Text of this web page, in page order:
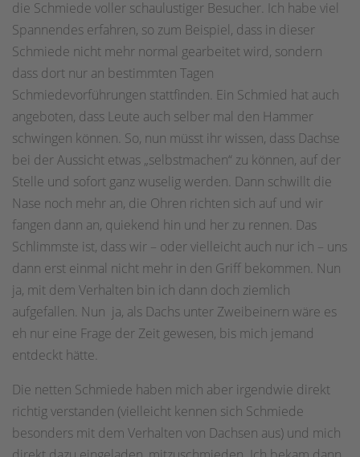
die Schmiede voller schaulustiger Besucher. Ich habe viel
Spannendes erfahren, so zum Beispiel, dass in dieser
Schmiede nicht mehr normal gearbeitet wird, sondern
dass dort nur an bestimmten Tagen
Schmiedevorführungen stattfinden. Ein Schmied hat auch
angeboten, dass Leute auch selber mal den Hammer
schwingen können. So, nun müsst ihr wissen, dass Dachse
bei der Aussicht etwas „selbstmachen“ zu können, auf der
Stelle und sofort ganz wuselig werden. Dann schwillt die
Nase noch mehr an, die Ohren richten sich auf und wir
fangen dann an, quiekend hin und her zu rennen. Das
Schlimmste ist, dass wir – oder vielleicht auch nur ich – uns
dann erst einmal nicht mehr in den Griff bekommen. Nun
ja, mit dem Verhalten bin ich dann doch ziemlich
aufgefallen. Nun ja, als Dachs unter Zweibeinern wäre es
eh nur eine Frage der Zeit gewesen, bis mich jemand
entdeckt hätte.
Die netten Schmiede haben mich aber irgendwie direkt
richtig verstanden (vielleicht kennen sich Schmiede
besonders mit dem Verhalten von Dachsen aus) und mich